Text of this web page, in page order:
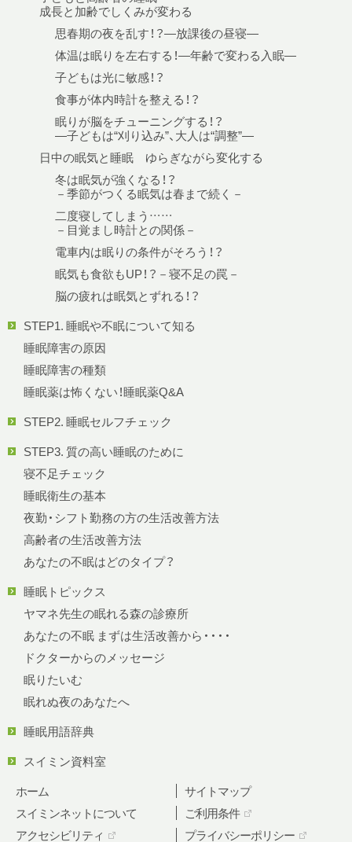
成長と加齢でしくみが変わる
思春期の夜を乱す！？—放課後の昼寝—
体温は眠りを左右する！—年齢で変わる入眠—
子どもは光に敏感！？
食事が体内時計を整える！？
眠りが脳をチューニングする！？
—子どもは“刈り込み”、大人は“調整”—
日中の眠気と睡眠 ゆらぎながら変化する
冬は眠気が強くなる！？
－季節がつくる眠気は春まで続く－
二度寝してしまう……
－目覚まし時計との関係－
電車内は眠りの条件がそろう！？
眠気も食欲もUP！？－寝不足の罠－
脳の疲れは眠気とずれる！？
STEP1. 睡眠や不眠について知る
睡眠障害の原因
睡眠障害の種類
睡眠薬は怖くない！睡眠薬Q&A
STEP2. 睡眠セルフチェック
STEP3. 質の高い睡眠のために
寝不足チェック
睡眠衛生の基本
夜勤・シフト勤務の方の生活改善方法
高齢者の生活改善方法
あなたの不眠はどのタイプ？
睡眠トピックス
ヤマネ先生の眠れる森の診療所
あなたの不眠 まずは生活改善から・・・・
ドクターからのメッセージ
眠りたいむ
眠れぬ夜のあなたへ
睡眠用語辞典
スイミン資料室
ホーム
サイトマップ
スイミンネットについて
ご利用条件
アクセシビリティ
プライバシーポリシー